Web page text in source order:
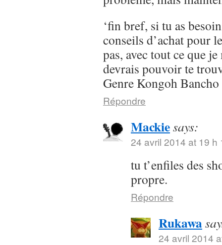
‘fin bref, si tu as
conseils d’achat pour
pas, avec tout ce que
devrais pouvoir te
Genre Kongoh Bancho
Répondre
Mackiesays:
24 avril 2014 at 19 h
tu t’enfiles des
propre.
Répondre
Rukawa
24 avril 2014